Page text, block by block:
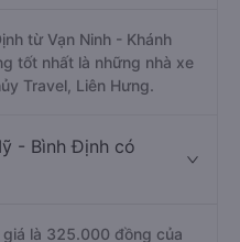
từ Vạn Ninh - Khánh
tốt nhất là những nhà xe
Travel, Liên Hưng.
- Bình Định có
là 325.000 đồng của